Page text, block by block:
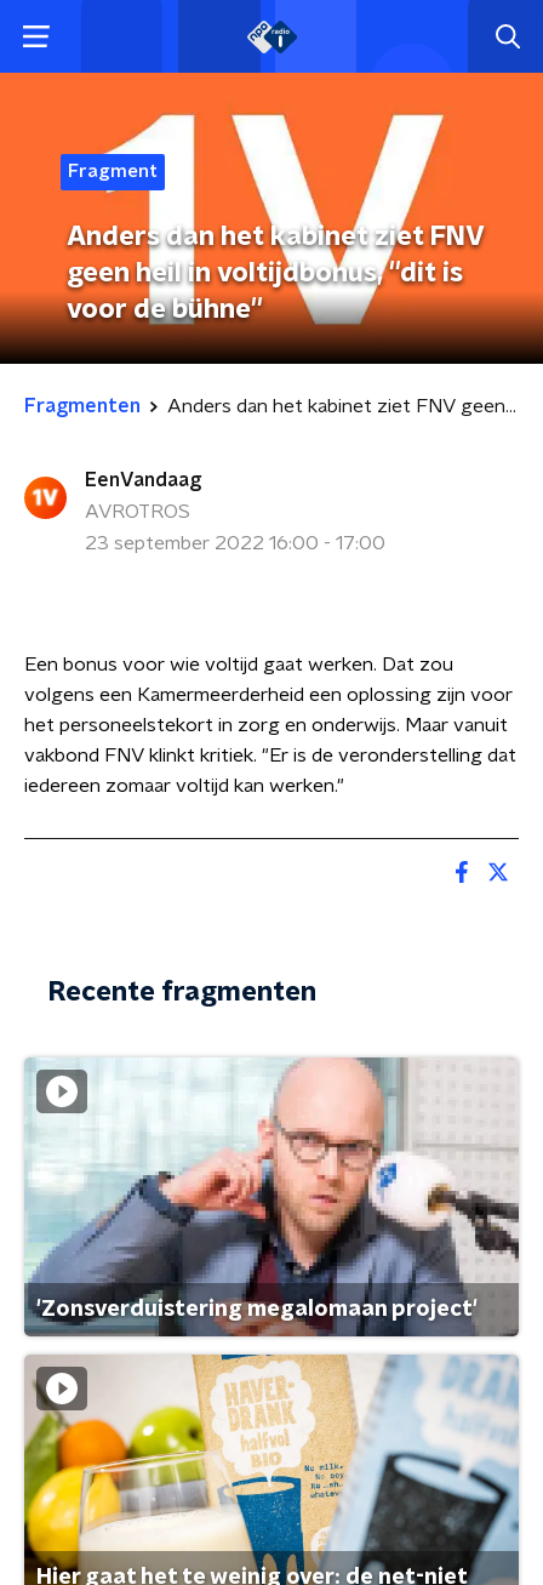
Fragment
Anders dan het kabinet ziet FNV
geen heil in voltijdbonus, ''dit is
voor de bühne''
Fragmenten Anders dan het kabinet ziet FNV geen heil in voltijdbonus, ''dit is voor de bühne''
EenVandaag
AVROTROS
23 september 2022 16:00 - 17:00
Een bonus voor wie voltijd gaat werken. Dat zou
volgens een Kamermeerderheid een oplossing zijn voor
het personeelstekort in zorg en onderwijs. Maar vanuit
vakbond FNV klinkt kritiek. "Er is de veronderstelling dat
iedereen zomaar voltijd kan werken."
Recente fragmenten
'Zonsverduistering megalomaan project'
Hier gaat het te weinig over: de net-niet